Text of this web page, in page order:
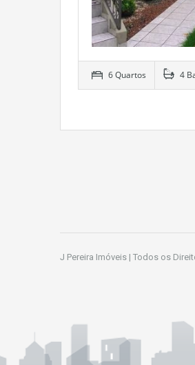
6 Quartos 4
J Pereira Imóveis | Todos os